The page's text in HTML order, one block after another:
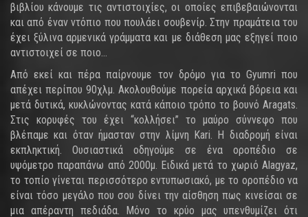
βιβλίου κάνουμε τις αντιστοιχίες, οι οποίες επιβεβαιώνονται
και από έναν ντόπιο που πουλάει σουβενίρ. Στην πραμάτεια του
έχει ξύλινα αρμενικά γράμματα και με διάθεση μας εξηγεί ποιο
αντιστοιχεί σε ποιο…
Από εκεί και πέρα παίρνουμε τον δρόμο για το Gyumri που
απέχει περίπου 90χλμ. Ακολουθούμε πορεία αρχικά βόρεια και
μετά δυτικά, κυκλώνοντας κατά κάποιο τρόπο το βουνό Aragats.
Στις κορυφές του έχει “κολλήσει” το μαύρο σύννεφο που
βλέπαμε και όταν ήμασταν στην λίμνη Kari. Η διαδρομή είναι
εκπληκτική. Ουσιαστικά οδηγούμε σε ένα οροπέδιο σε
υψόμετρο παραπάνω από 2000μ. Ειδικά μετά το χωριό Alagyaz,
το τοπίο γίνεται περισσότερο εντυπωσιακό, με το οροπέδιο να
είναι τόσο μεγάλο που σου δίνει την αίσθηση πως κινείσαι σε
μια απέραντη πεδιάδα. Μόνο το κρύο μας υπενθυμίζει ότι